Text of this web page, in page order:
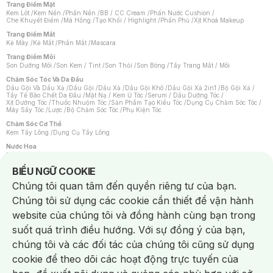
Trang Điểm Mặt
Kem Lót /Kem Nền /Phấn Nền /BB / CC Cream /Phấn Nước Cushion /
Che Khuyết Điểm /Má Hồng /Tạo Khối / Highlight /Phấn Phủ /Xịt Khoá Makeup
Trang Điểm Mắt
Kẻ Mày /Kẻ Mắt /Phấn Mắt /Mascara
Trang Điểm Môi
Son Dưỡng Môi /Son Kem / Tint /Son Thỏi /Son Bóng /Tẩy Trang Mắt / Môi
Chăm Sóc Tóc Và Da Đầu
Dầu Gội Và Dầu Xả /Dầu Gội /Dầu Xả /Dầu Gội Khô /Dầu Gội Xả 2in1 /Bộ Gội Xả /
Tẩy Tế Bào Chết Da Đầu /Mặt Nạ / Kem Ủ Tóc /Serum / Dầu Dưỡng Tóc /
Xịt Dưỡng Tóc /Thuốc Nhuộm Tóc /Sản Phẩm Tạo Kiểu Tóc /Dụng Cụ Chăm Sóc Tóc /
Máy Sấy Tóc /Lược /Bộ Chăm Sóc Tóc /Phụ Kiện Tóc
Chăm Sóc Cơ Thể
Kem Tẩy Lông /Dụng Cụ Tẩy Lông
Nước Hoa
Nước Hoa Nữ
Chăm Sóc Cá Nhân
Chống Muỗi /Khẩu Trang /Máy Massage/Mặt Nạ Xông Hơi /Nước Rửa Tay/
Sản Phẩm Chăm Sóc Khác /Bàn Chải Đánh Răng /Bàn Chải Điện/
Hỗ Trợ Trắng Răng/Kem Đánh Răng /Máy Tăm Nước/ Nước Súc Miệng/
Tăm / Chỉ Nha Khoa/ Xịt Thơm Miệng / Dung Dịch Vệ Sinh/Dưỡng Vùng Kín/
Khăn Ướt Vệ Sinh Vùng Kín/Băng Vệ Sinh/Tampon/Bọt Cạo Râu /Dao Cạo Râu/
Máy Cạo Râu
Vấn Đề Về Da
Da Dầu / Lỗ Chân Lông To/ Da Khô / Mất Nước/ Da Lão Hóa/ Da Mụn/
Da Nhạy Cảm / Kích Ứng
Da Xỉn Màu Thâm / Nám / Tàn Nhang
Quầng Thâm & Bọng Mắt /Sẹo /Viêm Da Cơ Địa
BIỂU NGỮ COOKIE
Notice about cookies usage
Chúng tôi quan tâm đến quyền riêng tư của bạn.
Chúng tôi sử dụng các cookie cần thiết để vận hành
website của chúng tôi và đồng hành cùng bạn trong
suốt quá trình điều hướng. Với sự đồng ý của bạn,
chúng tôi và các đối tác của chúng tôi cũng sử dụng
cookie để theo dõi các hoạt động trực tuyến của